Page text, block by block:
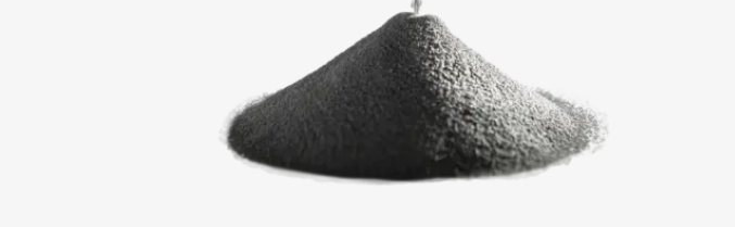
INSCRIVEZ-VOUS
TÉLÉCHARGEMENTS
Remplissez ce formulaire pour accéder
verrouillés de notre site Web.